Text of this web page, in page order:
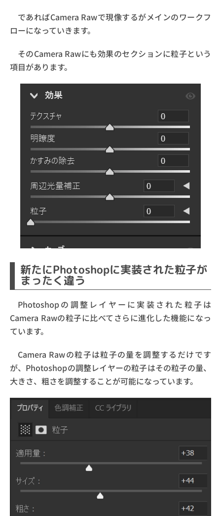
であればCamera Rawで現像するがメインのワークフ
ローになっていきます。
そのCamera Rawにも効果のセクションに粒子という
項目があります。
新たにPhotoshopに実装された粒子が
まったく違う
Photoshopの調整レイヤーに実装された粒子は
Camera Rawの粒子に比べてさらに進化した機能になっ
ています。
Camera Rawの粒子は粒子の量を調整するだけです
が、Photoshopの調整レイヤーの粒子はその粒子の量、
大きさ、粗さを調整することが可能になっています。